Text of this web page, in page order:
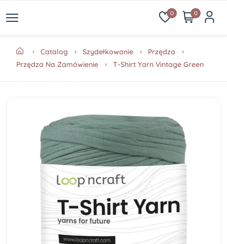
0 0
Catalog Szydełkowanie
Przędza
Przędza Na Zamówienie
T-Shirt Yarn Vintage Green